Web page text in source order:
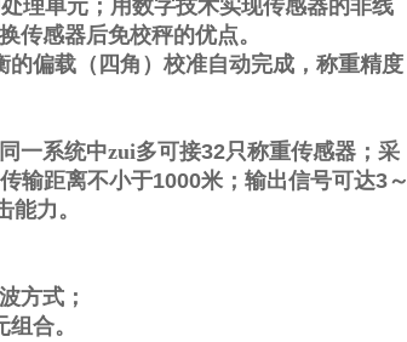
处理单元；用数字技术实现传感器的非线
传感器后免校秤的优点。
的偏载（四角）校准自动完成，称重精度
一系统中zui多可接32只称重传感器；采
输距离不小于1000米；输出信号可达3～
能力。
方式；
合。